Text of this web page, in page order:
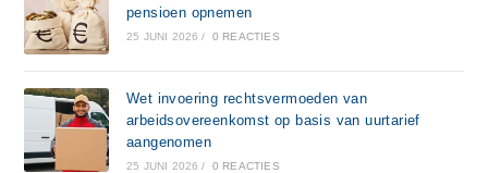
pensioen opnemen
25 JUNI 2026 / 0 REACTIES
Wet invoering rechtsvermoeden van
arbeidsovereenkomst op basis van uurtarief
aangenomen
25 JUNI 2026 / 0 REACTIES